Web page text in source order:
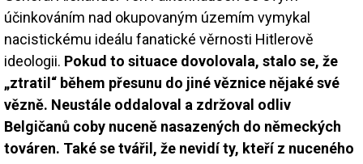
účinkováním nad okupovaným územím vymykal
nacistickému ideálu fanatické věrnosti Hitlerově
ideologii. Pokud to situace dovolovala, stalo se, že
„ztratil“ během přesunu do jiné věznice nějaké své
vězně. Neustále oddaloval a zdržoval odliv
Belgičanů coby nuceně nasazených do německých
továren. Také se tvářil, že nevidí ty, kteří z nuceného